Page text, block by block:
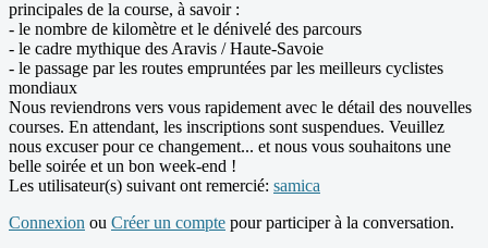
principales de la course, à savoir :
- le nombre de kilomètre et le dénivelé des parcours
- le cadre mythique des Aravis / Haute-Savoie
- le passage par les routes empruntées par les meilleurs cyclistes
mondiaux
Nous reviendrons vers vous rapidement avec le détail des nouvelles
courses. En attendant, les inscriptions sont suspendues. Veuillez
nous excuser pour ce changement... et nous vous souhaitons une
belle soirée et un bon week-end !
Les utilisateur(s) suivant ont remercié: samica
Connexion ou Créer un compte pour participer à la conversation.